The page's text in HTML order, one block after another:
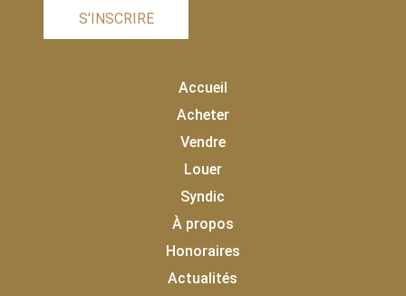
S'INSCRIRE
Accueil
Acheter
Vendre
Louer
Syndic
À propos
Honoraires
Actualités